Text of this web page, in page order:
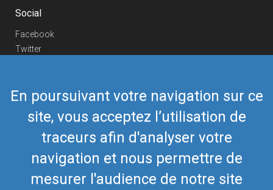
En poursuivant votre navigation sur ce
site, vous acceptez l’utilisation de
traceurs afin d'analyser votre
navigation et nous permettre de
mesurer l'audience de notre site
Social
Facebook
Twitter
Telegram
Nous contacter
Téléphone Europe +352 26441835
Téléphone US/Canada
418-592-8862
airmate@airmate.aero
(c) Myriel Aviation SA